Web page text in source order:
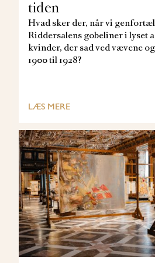
tiden
Hvad sker der, når vi
Riddersalens gobeliner i lyset
kvinder, der sad ved vævene
1900 til 1928?
LÆS MERE